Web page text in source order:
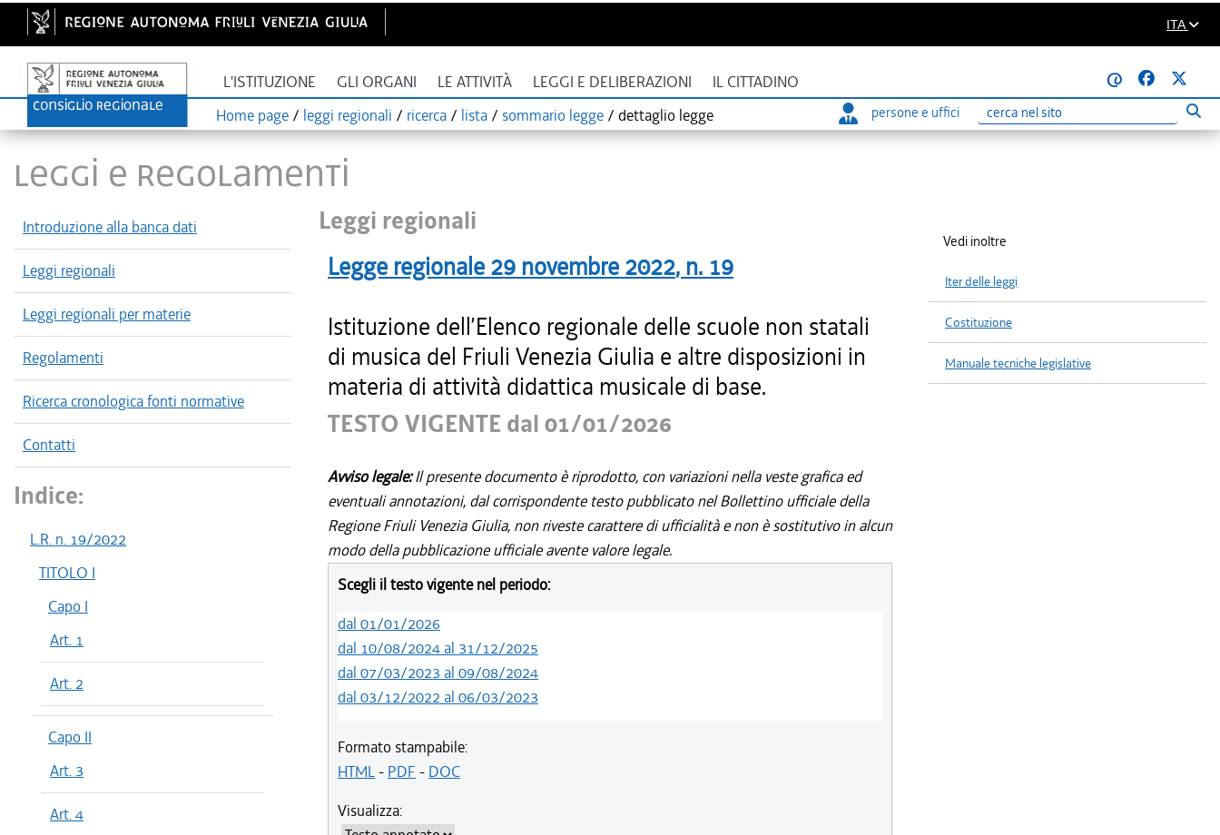
ITA
L'ISTITUZIONE GLI ORGANI LE ATTIVITÀ LEGGI E DELIBERAZIONI IL CITTADINO
@
Home page / leggi regionali / ricerca / lista / sommario legge / dettaglio legge persone e uffici
Ricerca
LEGGI E REGOLAMENTI
Introduzione alla banca dati
Leggi regionali
Leggi regionali per materie
Regolamenti
Ricerca cronologica fonti normative
Contatti
Indice:
L.R. n. 19/2022
TITOLO I
Capo I
Art. 1
Art. 2
Capo II
Art. 3
Art. 4
Leggi regionali
Legge regionale 29 novembre 2022, n. 19
Istituzione dell’Elenco regionale delle scuole non statali
di musica del Friuli Venezia Giulia e altre disposizioni in
materia di attività didattica musicale di base.
TESTO VIGENTE dal 01/01/2026
Avviso legale:Il presente documento è riprodotto, con variazioni nella veste grafica ed
eventuali annotazioni, dal corrispondente testo pubblicato nel Bollettino ufficiale della
Regione Friuli Venezia Giulia, non riveste carattere di ufficialità e non è sostitutivo in alcun
modo della pubblicazione ufficiale avente valore legale.
Scegli il testo vigente nel periodo:
dal 01/01/2026
dal 10/08/2024 al 31/12/2025
dal 07/03/2023 al 09/08/2024
dal 03/12/2022 al 06/03/2023
Formato stampabile:
HTML- PDF - DOC
Visualizza:
Vedi inoltre
Iter delle leggi
Costituzione
Manuale tecniche legislative